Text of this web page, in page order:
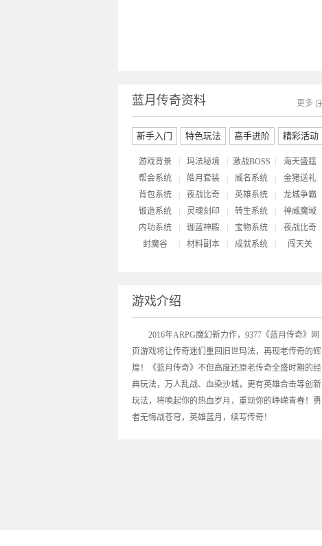
更多
蓝月传奇资料
新手入门 特色玩法 高手进阶 精彩活动
游戏背景 玛法秘境 激战BOSS
海天盛筵
帮会系统 皓月套装 威名系统
金猪送礼
背包系统 夜战比奇 英雄系统
龙城争霸
锻造系统 灵魂刻印 转生系统
神威魔域
内功系统 珈蓝神殿 宝物系统
夜战比奇
封魔谷 材料副本 成就系统 闯天关
游戏介绍
2016年ARPG魔幻新力作，9377《蓝月传奇》网
页游戏将让传奇迷们重回旧世玛法，再现老传奇的辉
煌！《蓝月传奇》不但高度还原老传奇全盛时期的经
典玩法，万人乱战、血染沙城，更有英雄合击等创新
玩法，将唤起你的热血岁月，重现你的峥嵘青春！勇
者无悔战苍穹，英雄蓝月，续写传奇！